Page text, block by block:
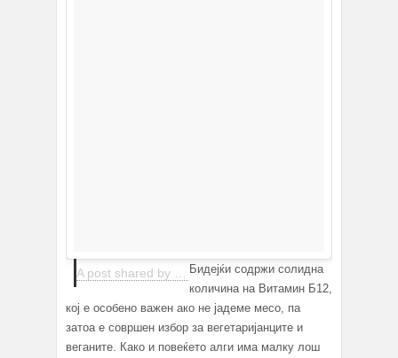
on
Бидејќи содржи солидна
количина на Витамин Б12,
кој е особено важен ако не јадеме месо, па
затоа е совршен избор за вегетаријанците и
веганите. Како и повеќето алги има малку лош